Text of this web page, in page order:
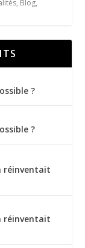
, Blog,
?
?
réinventait
réinventait